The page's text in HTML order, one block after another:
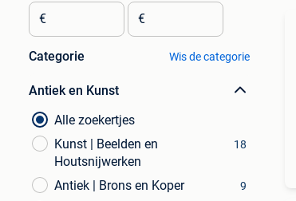
€ €
Categorie Wis de categorie
Antiek en Kunst
Alle zoekertjes
Kunst | Beelden en
Houtsnijwerken
18
Antiek | Brons en Koper 9